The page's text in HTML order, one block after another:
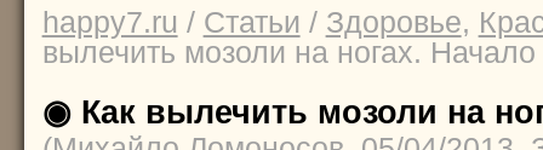
happy7.ru / Статьи / Здоровье,
вылечить мозоли на ногах. Начало
◉ Как вылечить мозоли на